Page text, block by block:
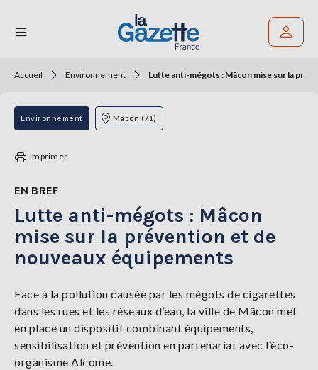
THÉMATIQUES
RÉGIONS
TENDANCES
SERVICES
LA
Se
connecter
Accueil Environnement Lutte anti-mégots : Mâcon mise sur la
Environnement Mâcon (71)
Imprimer
EN BREF
Lutte anti-mégots : Mâcon
mise sur la prévention et de
nouveaux équipements
Face à la pollution causée par les mégots de cigarettes
dans les rues et les réseaux d’eau, la ville de Mâcon met
en place un dispositif combinant équipements,
sensibilisation et prévention en partenariat avec l’éco-
organisme Alcome.